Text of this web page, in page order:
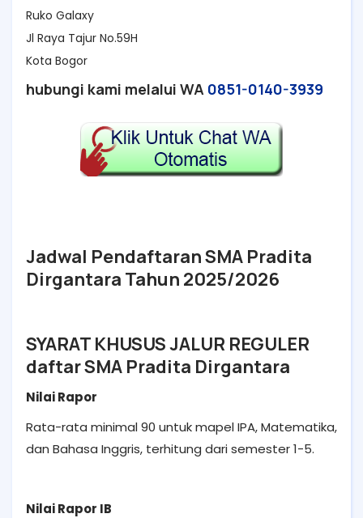
Ruko Galaxy
Jl Raya Tajur No.59H
Kota Bogor
hubungi kami melalui WA 0851-0140-3939
Jadwal Pendaftaran SMA Pradita
Dirgantara Tahun 2025/2026
SYARAT KHUSUS JALUR REGULER
daftar SMA Pradita Dirgantara
Nilai Rapor
Rata-rata minimal 90 untuk mapel IPA, Matematika,
dan Bahasa Inggris, terhitung dari semester 1-5.
Nilai Rapor IB